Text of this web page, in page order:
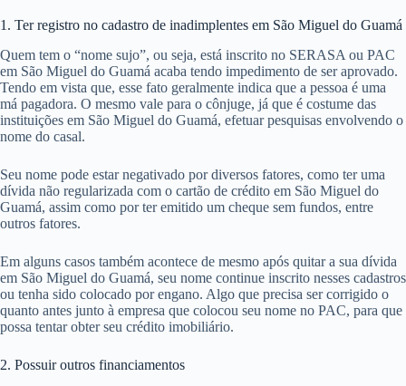
Existem dezenas de programas habitacionais de bancos públicos bem
como privados e até de construtoras que facilitam a aquisição de um
imóvel em São Miguel do Guamá. Contudo, todos eles se baseiam em
uma série de critérios que devem ser cumpridos para que você seja
aprovado e obtenha o
Os bancos não costumam explicar porque recusaram alguém, mas
sabemos que alguns fatores dificultam a aprovação de crédito São
Miguel do Guamá. A seguir você vai conhecer alguns deles:
Quem tem o “nome sujo”, ou seja, está inscrito no SERASA ou PAC
em São Miguel do Guamá acaba tendo impedimento de ser aprovado.
Tendo em vista que, esse fato geralmente indica que a pessoa é uma
má pagadora. O mesmo vale para o cônjuge, já que é costume das
nome do casal.